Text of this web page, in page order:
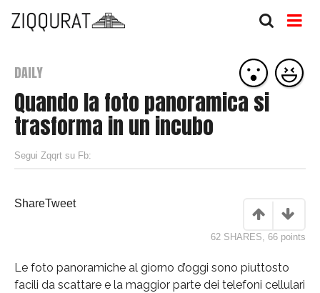
DAILY
Quando la foto panoramica si
trasforma in un incubo
Segui Zqqrt su Fb:
ShareTweet
62 SHARES, 66 points
Le foto panoramiche al giorno d’oggi sono piuttosto
facili da scattare e la maggior parte dei telefoni cellulari